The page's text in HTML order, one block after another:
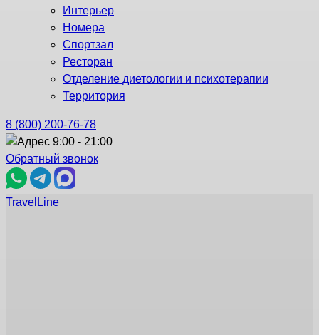
Интерьер
Номера
Спортзал
Ресторан
Отделение диетологии и психотерапии
Территория
8 (800) 200-76-78
9:00 - 21:00
Обратный звонок
TravelLine